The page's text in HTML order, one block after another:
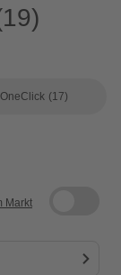
(17)
Markt